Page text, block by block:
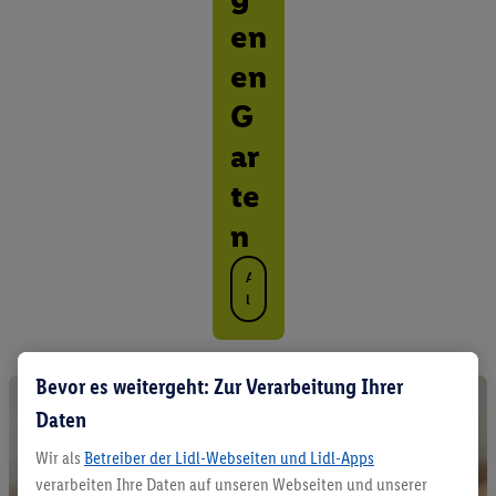
en
en
G
ar
te
n
A
l
l
e
r
u
Bevor es weitergeht: Zur Verarbeitung Ihrer
Daten
Wir als Betreiber der Lidl-Webseiten und Lidl-Apps
verarbeiten Ihre Daten auf unseren Webseiten und unserer